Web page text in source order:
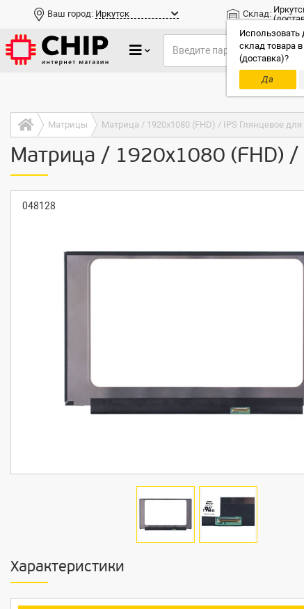
Ваш город: Иркутск Склад:
Использовать
склад товара
(доставка)?
Да
Только
Матрицы Матрица / 1920x1080 (FHD) / IPS Глянцевое для
Матрица / 1920x1080 (FHD) /
048128
Характеристики